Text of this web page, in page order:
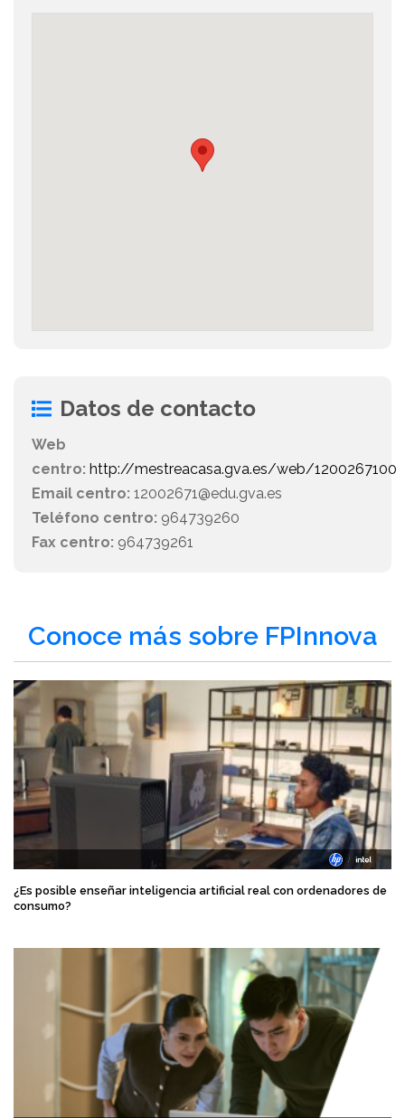
Datos de contacto
Web
centro: http://mestreacasa.gva.es/web/1200267100
Email centro: 12002671@edu.gva.es
Teléfono centro: 964739260
Fax centro: 964739261
Conoce más sobre FPInnova
¿Es posible enseñar inteligencia artificial real con ordenadores de
consumo?